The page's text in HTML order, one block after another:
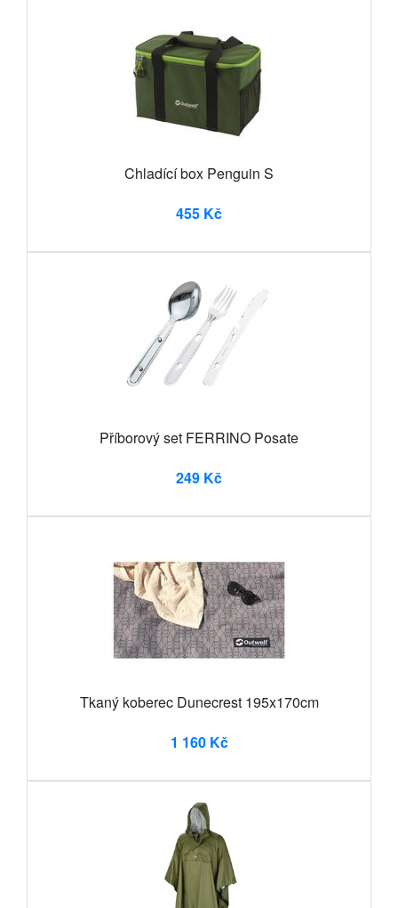
Chladící box Penguin S
455 Kč
Příborový set FERRINO Posate
249 Kč
Tkaný koberec Dunecrest 195x170cm
1 160 Kč